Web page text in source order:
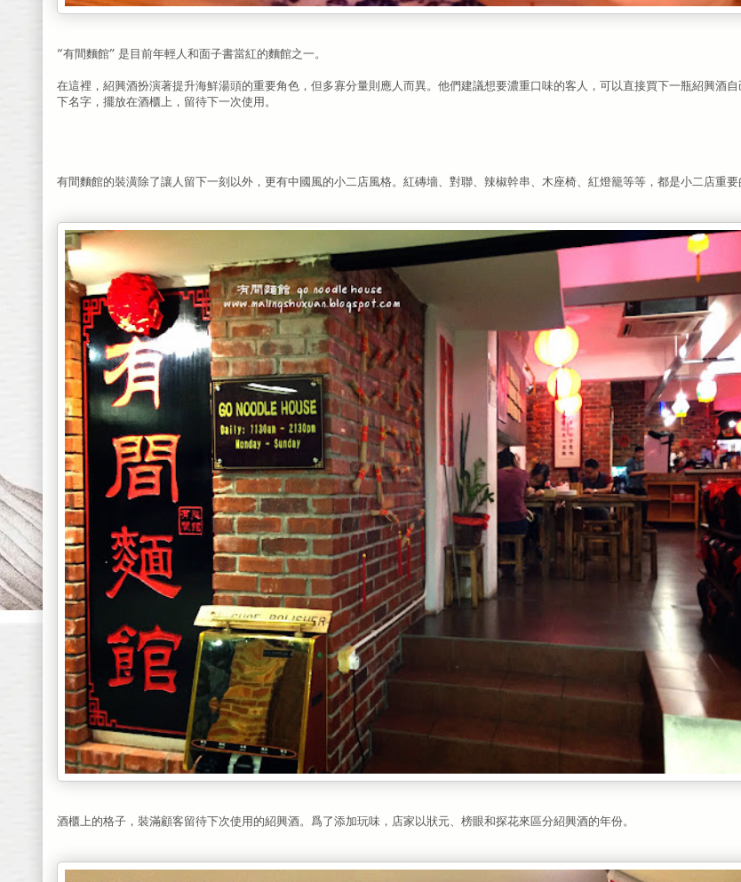
“有間麵館” 是目前年輕人和面子書當紅的麵館之一。
在這裡，紹興酒扮演著提升海鮮湯頭的重要角色，但多寡分量則應人而異。他們建議想要濃重口味的客人，可以直接買下一瓶紹興酒
下名字，擺放在酒櫃上，留待下一次使用。
有間麵館的裝潢除了讓人留下一刻以外，更有中國風的小二店風格。紅磚墻、對聯、辣椒幹串、木座椅、紅燈籠等等，都是小二店重要
酒櫃上的格子，裝滿顧客留待下次使用的紹興酒。爲了添加玩味，店家以狀元、榜眼和探花來區分紹興酒的年份。